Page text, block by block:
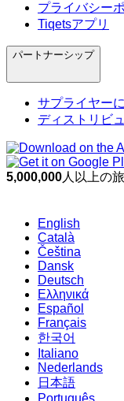
プライバシー
Tiqetsアプリ
パートナーシップ
サプライヤー
ディストリビ
5,000,000人以上の
English
Català
Čeština
Dansk
Deutsch
Ελληνικά
Español
Français
한국어
Italiano
Nederlands
日本語